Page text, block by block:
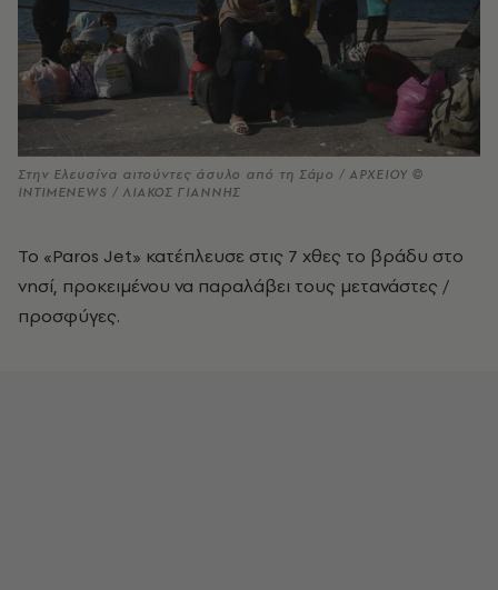
Στην Ελευσίνα αιτούντες άσυλο από τη Σάμο / ΑΡΧΕΙΟΥ ©
INTIMENEWS / ΛΙΑΚΟΣ ΓΙΑΝΝΗΣ
To «Paros Jet» κατέπλευσε στις 7 χθες το βράδυ στο
νησί, προκειμένου να παραλάβει τους μετανάστες /
προσφύγες.